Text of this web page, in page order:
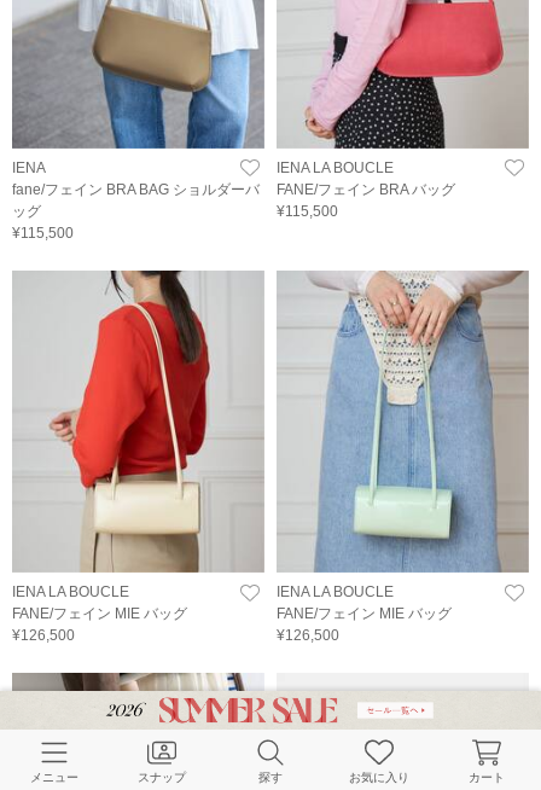
IENA
fane/フェイン BRA BAG ショルダーバ
ッグ
¥115,500
IENA LA BOUCLE
FANE/フェイン BRA バッグ
¥115,500
IENA LA BOUCLE
FANE/フェイン MIE バッグ
¥126,500
IENA LA BOUCLE
FANE/フェイン MIE バッグ
¥126,500
メニュー スナップ 探す お気に入り カート